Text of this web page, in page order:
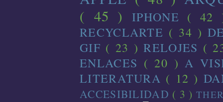
( 45 )IPHONE (
RECYCLARTE ( 34 )
GIF ( 23 )RELOJES (
ENLACES ( 20 )A
LITERATURA ( 12 )
ACCESIBILIDAD ( 3 )